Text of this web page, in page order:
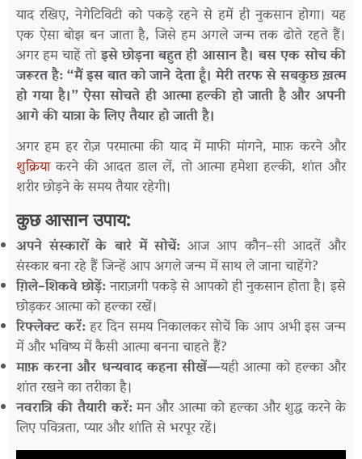
याद रखिए,नेगेटिविटी को पकड़े रहने से हमें ही नुकसान होगा। यह
एक ऐसा बोझ बन जाता है,जिसे हम अगले जन्म तक ढोते रहते हैं।
अगरहमचाहेंतोइसेछोड़नाबहुतहीआसानहै। बसएकसोचकी
जरूरतहै: “मैंइसबातकोजानेदेताहूँ। मेरीतरफसेसबकुछख़त्म
हो गया है।”ऐसा सोचते ही आत्मा हल्की हो जाती है और अपनी
आगेकीयात्राकेलिएतैयारहोजातीहै।
अगर हम हर रोज़ परमात्मा की याद में माफी मांगने,माफ़ करने और
शुक्रिया करने की आदत डाल लें,तो आत्मा हमेशा हल्की, शांत और
शरीरछोड़नेकेसमयतैयाररहेगी।
कुछआसानउपाय:
अपने संस्कारों के बारे में सोचें: आज आप कौन–सी आदतें और
संस्कारबनारहेहैंजिन्हेंआपअगलेजन्ममेंसाथलेजानाचाहेंगे?
ग़िले–शिकवेछोड़ें:नाराज़गीपकड़ेसेआपकोहीनुकसानहोताहै। इसे
छोड़करआत्माकोहल्कारखें।
रिफ्लेक्टकरें:हरदिनसमयनिकालकरसोचेंकिआपअभीइसजन्म
मेंऔरभविष्यमेंकैसीआत्माबननाचाहतेहैं?
माफ़करनाऔर धन्यवादकहनासीखें—यहीआत्माकोहल्काऔर
शांतरखनेकातरीकाहै।
नवरात्रिकीतैयारीकरें:मनऔरआत्माकोहल्काऔर शुद्धकरनेके
लिएपवित्रता,प्यारऔरशांतिसेभरपूररहें।